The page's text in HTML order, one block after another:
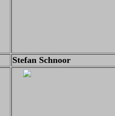
Stefan Schnoor